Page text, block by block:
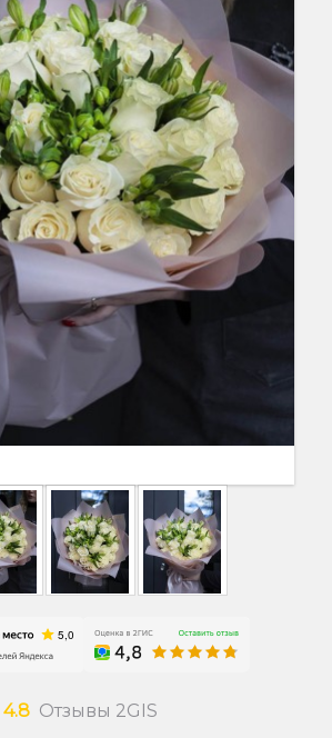
4.8 Отзывы 2GIS